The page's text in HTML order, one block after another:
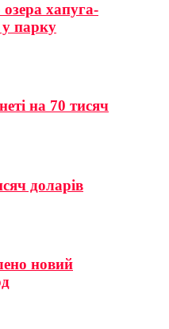
озера хапуга-
парку
на 70 тисяч
доларів
новий